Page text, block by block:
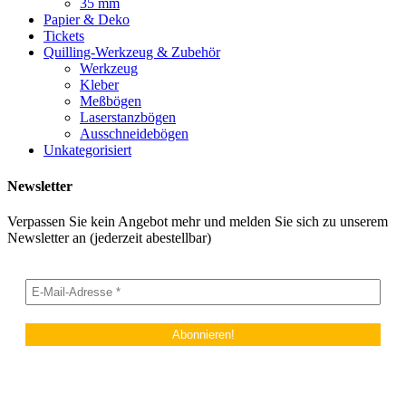
35 mm
Papier & Deko
Tickets
Quilling-Werkzeug & Zubehör
Werkzeug
Kleber
Meßbögen
Laserstanzbögen
Ausschneidebögen
Unkategorisiert
Newsletter
Verpassen Sie kein Angebot mehr und melden Sie sich zu unserem
Newsletter an (jederzeit abestellbar)